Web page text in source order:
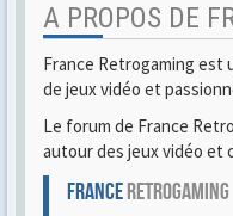
A PROPOS DE
France Retrogaming est
de jeux vidéo et
Le forum de France
autour des jeux vidéo et
FRANCERETROGAMING